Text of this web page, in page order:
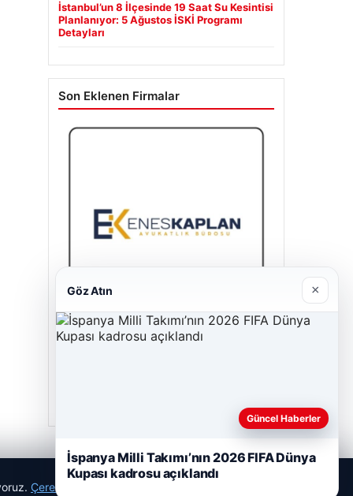
İstanbul’un 8 İlçesinde 19 Saat Su Kesintisi
Planlanıyor: 5 Ağustos İSKİ Programı
Detayları
Son Eklenen Firmalar
Çerez Politikamız
Göz Atın ×
Güncel Haberler
İspanya Milli Takımı’nın 2026 FIFA Dünya
Kupası kadrosu açıklandı